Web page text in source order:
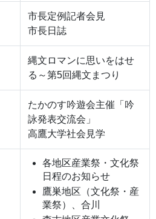
市長定例記者会見
市長日誌
縄文ロマンに思いをはせ
る～第5回縄文まつり
たかのす吟遊会主催「吟
詠発表交流会」
高鷹大学社会見学
各地区産業祭・文化祭
日程のお知らせ
鷹巣地区（文化祭・産
業祭）、合川